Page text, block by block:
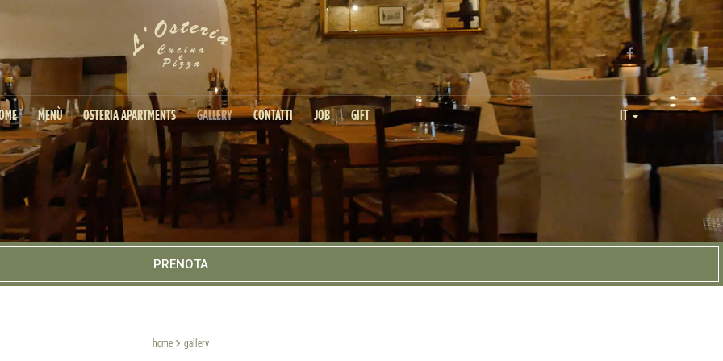
IT
MENÙ OSTERIA APARTMENTS GALLERY CONTATTI JOB GIFT
PRENOTA
home gallery